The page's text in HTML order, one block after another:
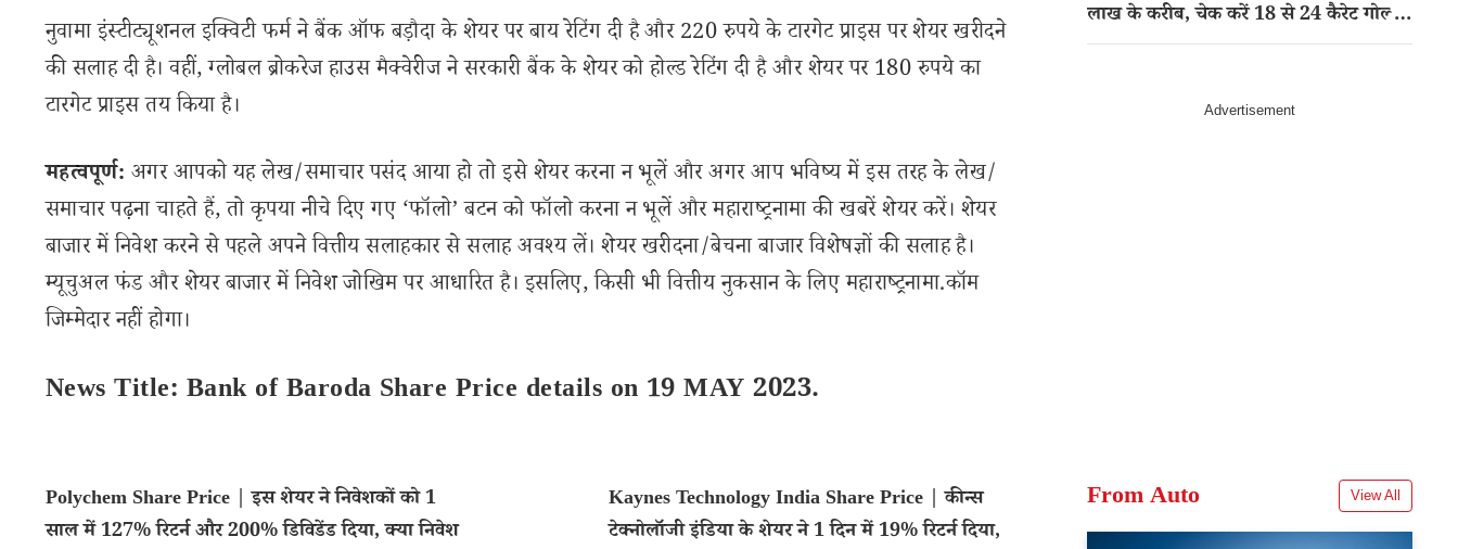
नुवामा इंस्टीट्यूशनल इक्विटी फर्म ने बैंक ऑफ बड़ौदा के शेयर पर बाय रेटिंग दी है और 220 रुपये के टारगेट प्राइस पर शेयर खरीदने
की सलाह दी है। वहीं, ग्लोबल ब्रोकरेज हाउस मैक्वेरीज ने सरकारी बैंक के शेयर को होल्ड रेटिंग दी है और शेयर पर 180 रुपये का
टारगेट प्राइस तय किया है।
महत्वपूर्ण: अगर आपको यह लेख/समाचार पसंद आया हो तो इसे शेयर करना न भूलें और अगर आप भविष्य में इस तरह के लेख/
समाचार पढ़ना चाहते हैं, तो कृपया नीचे दिए गए ‘फॉलो’ बटन को फॉलो करना न भूलें और महाराष्ट्रनामा की खबरें शेयर करें। शेयर
बाजार में निवेश करने से पहले अपने वित्तीय सलाहकार से सलाह अवश्य लें। शेयर खरीदना/बेचना बाजार विशेषज्ञों की सलाह है।
म्यूचुअल फंड और शेयर बाजार में निवेश जोखिम पर आधारित है। इसलिए, किसी भी वित्तीय नुकसान के लिए महाराष्ट्रनामा.कॉम
जिम्मेदार नहीं होगा।
News Title: Bank of Baroda Share Price details on 19 MAY 2023.
Polychem Share Price | इस शेयर ने निवेशकों को 1
साल में 127% रिटर्न और 200% डिविडेंड दिया, क्या निवेश
Kaynes Technology India Share Price | कीन्स
टेक्नोलॉजी इंडिया के शेयर ने 1 दिन में 19% रिटर्न दिया,
लाख के करीब, चेक करें 18 से 24 कैरेट गोल्ड
का रेट
From Auto View All